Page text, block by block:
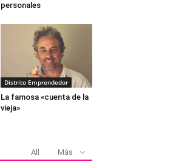
personales
Distrito Emprendedor
La famosa «cuenta de la
vieja»
All Más